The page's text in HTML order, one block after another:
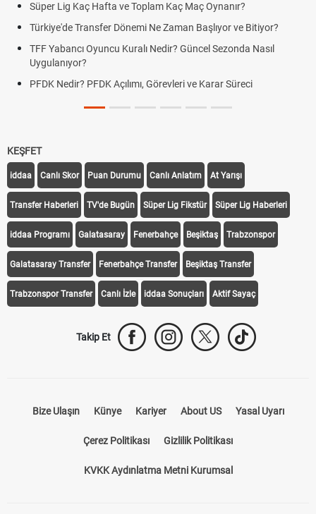
Süper Lig Kaç Hafta ve Toplam Kaç Maç Oynanır?
Türkiye'de Transfer Dönemi Ne Zaman Başlıyor ve Bitiyor?
TFF Yabancı Oyuncu Kuralı Nedir? Güncel Sezonda Nasıl
Uygulanıyor?
PFDK Nedir? PFDK Açılımı, Görevleri ve Karar Süreci
KEŞFET
iddaa Canlı Skor Puan Durumu Canlı Anlatım At Yarışı
Transfer Haberleri TV'de Bugün Süper Lig Fikstür Süper Lig Haberleri
iddaa Programı Galatasaray Fenerbahçe Beşiktaş Trabzonspor
Galatasaray Transfer Fenerbahçe Transfer Beşiktaş Transfer
Trabzonspor Transfer Canlı İzle iddaa Sonuçları Aktif Sayaç
Takip Et
Bize Ulaşın Künye Kariyer About US Yasal Uyarı
Çerez Politikası Gizlilik Politikası
KVKK Aydınlatma Metni Kurumsal